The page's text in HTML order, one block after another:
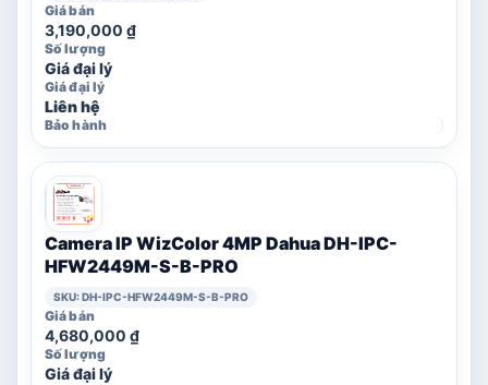
3,190,000 ₫
Giá đại lý
Liên hệ
Camera IP WizColor 4MP Dahua DH-IPC-
HFW2449M-S-B-PRO
SKU: DH-IPC-HFW2449M-S-B-PRO
4,680,000 ₫
Giá đại lý